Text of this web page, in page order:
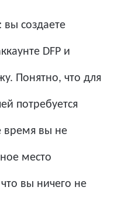
вы создаете
DFP и
Понятно, что для
потребуется
время вы не
место
вы ничего не